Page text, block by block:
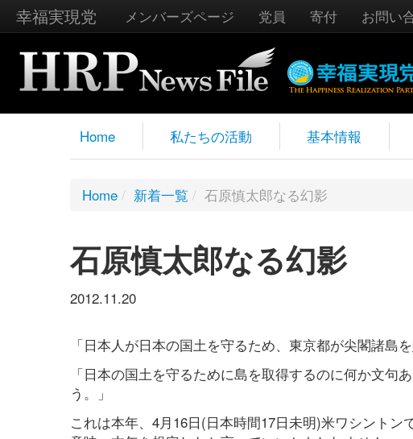
幸福実現党 メンバーズページ 党員 寄付 お問い
Home 私たちの活動 基本情報
Home / 新着一覧 / 石原慎太郎なる幻影
石原慎太郎なる幻影
2012.11.20
「日本人が日本の国土を守るため、東京都が尖閣諸島
「日本の国土を守るために島を取得するのに何か文
う。」
これは本年、4月16日(日本時間17日未明)米ワシント